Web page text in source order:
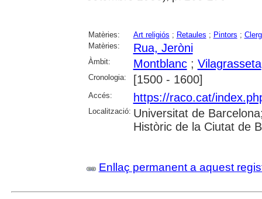
Matèries: Art religiós ; Retaules ; Pintors ;
Matèries:
Rua, Jeròni
Àmbit: Montblanc; Vilagrasseta
Cronologia: [1500 - 1600]
Accés: https://raco.cat/
Localització: Universitat de
Històric de la Ciutat de
Enllaç permanent a aquest